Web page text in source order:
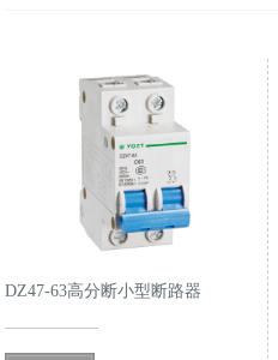
DZ47-63高分断小型断路器